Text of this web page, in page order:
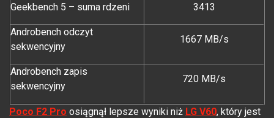
Geekbench 5 – suma rdzeni 3413
Androbench odczyt
sekwencyjny
1667 MB/s
Androbench zapis
sekwencyjny
720 MB/s
Poco F2 Pro osiągnął lepsze wyniki niż LG V60, który jest